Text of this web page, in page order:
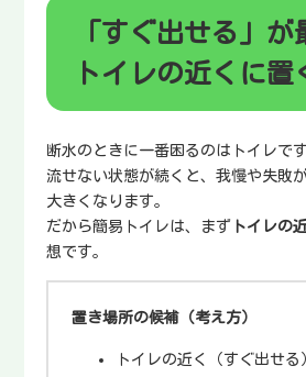
「すぐ出せる」が
トイレの近くに置
断水のときに一番困るのはトイレです
流せない状態が続くと、我慢や失敗
大きくなります。
だから簡易トイレは、まず トイレの
想です。
置き場所の候補（考え方）
トイレの近く（すぐ出せる